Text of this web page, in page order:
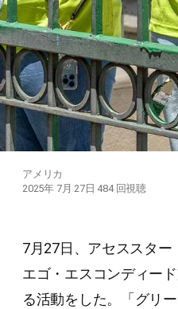
アメリカ
2025年 7月 27日 484 回視聴
7月27日、アセススター
エゴ・エスコンディー
る活動をした。「グリ